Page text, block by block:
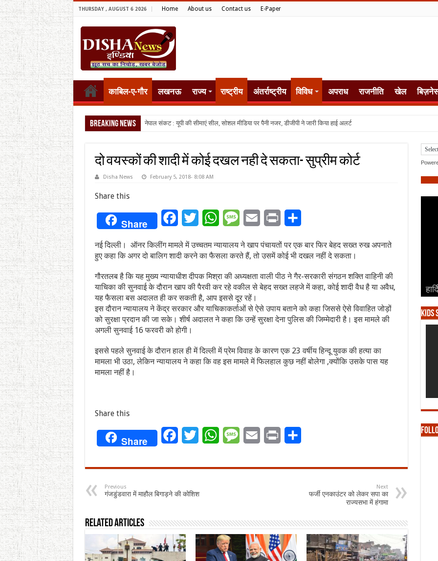
THURSDAY , AUGUST 6 2026 Home About us Contact us E-Paper
काबिल-ए-गौर लखनऊ राज्य राष्ट्रीय अंतर्राष्ट्रीय विविध अपराध राजनीति खेल
Breaking News नेपाल संकट : यूपी की सीमाएं सील, सोशल मीडिया पर पैनी नजर, डीजीपी ने जारी किया हाई अलर्ट
दो वयस्कों की शादी में कोई दखल नही दे सकता- सुप्रीम कोर्ट
Disha News February 5, 2018- 8:08 AM
Share this
Share FacebookTwitterWhatsAppMessageEmail Print
नई दिल्ली। ऑनर किलींग मामले में उच्चतम न्यायालय ने खाप पंचायतों पर एक बार फिर बेहद सख्त रुख अपनाते
हुए कहा कि अगर दो बालिग शादी करने का फैसला करते हैं, तो उसमें कोई भी दखल नहीं दे सकता।
गौरतलब है कि यह मुख्य न्यायाधीश दीपक मिश्रा की अध्यक्षता वाली पीठ ने गैर-सरकारी संगठन शक्ति वाहिनी की
याचिका की सुनवाई के दौरान खाप की पैरवी कर रहे वकील से बेहद सख्त लहजे में कहा, कोई शादी वैध है या अवैध,
यह फैसला बस अदालत ही कर सकती है, आप इससे दूर रहें।
इस दौरान न्यायालय ने केंद्र सरकार और याचिकाकर्ताओं से ऐसे उपाय बताने को कहा जिससे ऐसे विवाहित जोड़ों
को सुरक्षा प्रदान की जा सके। शीर्ष अदालत ने कहा कि उन्हें सुरक्षा देना पुलिस की जिम्मेदारी है। इस मामले की
अगली सुनवाई 16 फरवरी को होगी।
इससे पहले सुनवाई के दौरान हाल ही में दिल्ली में प्रेम विवाह के कारण एक 23 वर्षीय हिन्दू युवक की हत्या का
मामला भी उठा, लेकिन न्यायालय ने कहा कि वह इस मामले में फिलहाल कुछ नहीं बोलेगा ,क्योंकि उसके पास यह
मामला नहीं है।
Share this
Share FacebookTwitterWhatsAppMessageEmail Print
Previous
गंजडुंडवारा में माहौल बिगाड़ने की कोशिश
Next
फर्जी एनकाउंटर को लेकर सपा का
राज्यसभा में हंगामा
Related Articles
Kids